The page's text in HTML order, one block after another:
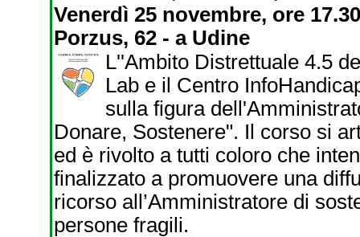
Venerdì 25 novembre, ore
Porzus, 62 - a Udine
L''Ambito Distrettuale 4.5
Lab e il Centro
sulla figura
Donare, Sostenere". Il corso si
ed è rivolto a tutti coloro che
finalizzato a promuovere una
ricorso all’Amministratore di
persone fragili.